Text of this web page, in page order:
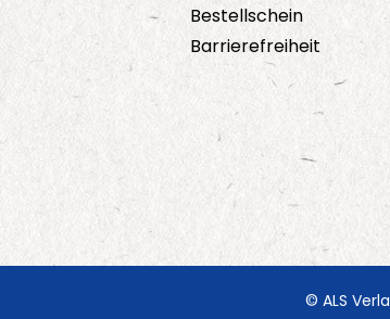
Bestellschein
Barrierefreiheit
© ALS